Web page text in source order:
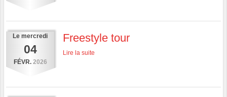
Le mercredi
04
FÉVR. 2026
Freestyle tour
Lire la suite